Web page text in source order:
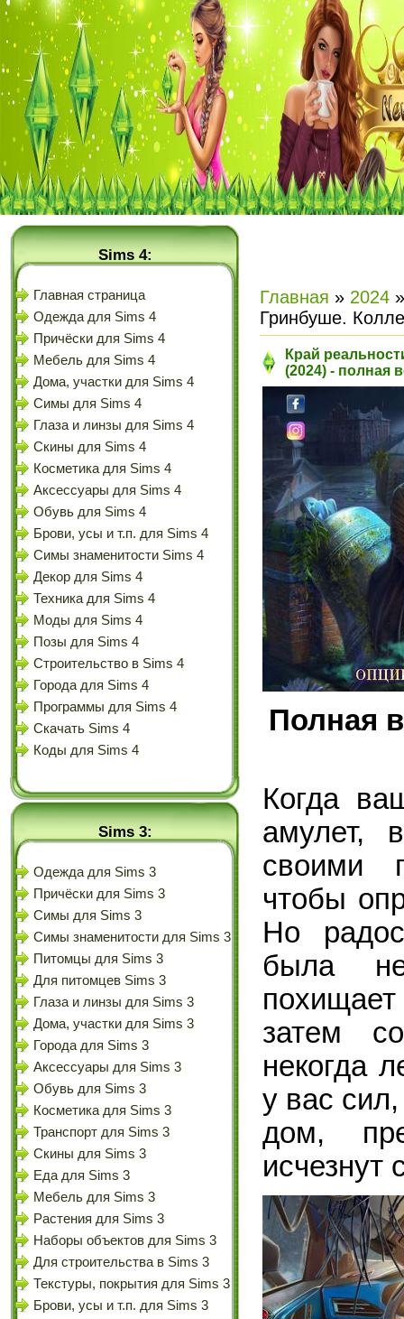
Sims 4:
Главная страница
Одежда для Sims 4
Причёски для Sims 4
Мебель для Sims 4
Дома, участки для Sims 4
Симы для Sims 4
Глаза и линзы для Sims 4
Скины для Sims 4
Косметика для Sims 4
Аксессуары для Sims 4
Обувь для Sims 4
Брови, усы и т.п. для Sims 4
Симы знаменитости Sims 4
Декор для Sims 4
Техника для Sims 4
Моды для Sims 4
Позы для Sims 4
Строительство в Sims 4
Города для Sims 4
Программы для Sims 4
Скачать Sims 4
Коды для Sims 4
Sims 3:
Одежда для Sims 3
Причёски для Sims 3
Симы для Sims 3
Симы знаменитости для Sims 3
Питомцы для Sims 3
Для питомцев Sims 3
Глаза и линзы для Sims 3
Дома, участки для Sims 3
Города для Sims 3
Аксессуары для Sims 3
Обувь для Sims 3
Косметика для Sims 3
Транспорт для Sims 3
Скины для Sims 3
Еда для Sims 3
Мебель для Sims 3
Растения для Sims 3
Наборы объектов для Sims 3
Для строительства в Sims 3
Текстуры, покрытия для Sims 3
Брови, усы и т.п. для Sims 3
Главная » 2024 »
Гринбуше.
Край
(2024) - полная
Полная
Когда
амулет,
своими
чтобы
Но
была
затем
некогда
у вас
дом,
исчезнут